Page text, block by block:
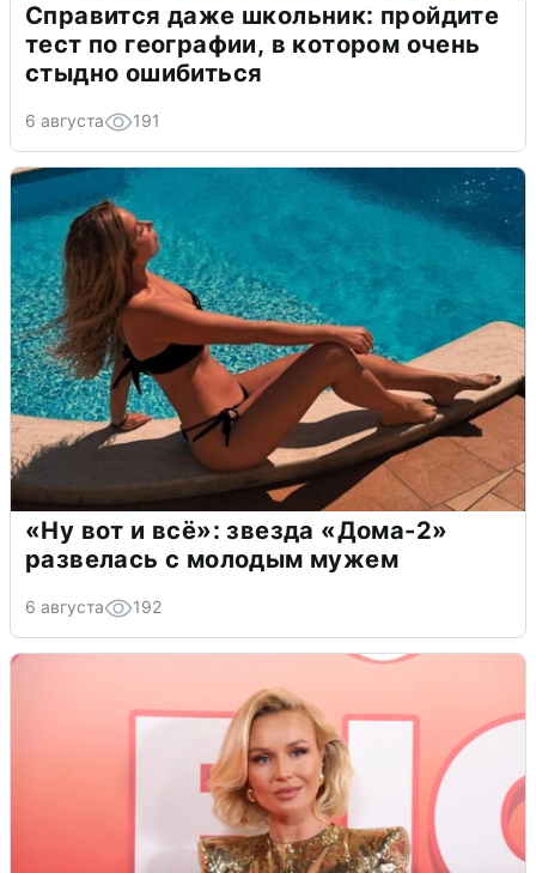
Справится даже школьник: пройдите
тест по географии, в котором очень
стыдно ошибиться
6 августа 191
«Ну вот и всё»: звезда «Дома-2»
развелась с молодым мужем
6 августа 192